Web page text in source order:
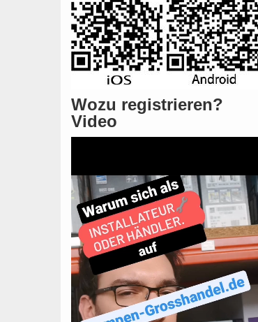
Wozu registrieren?
Video